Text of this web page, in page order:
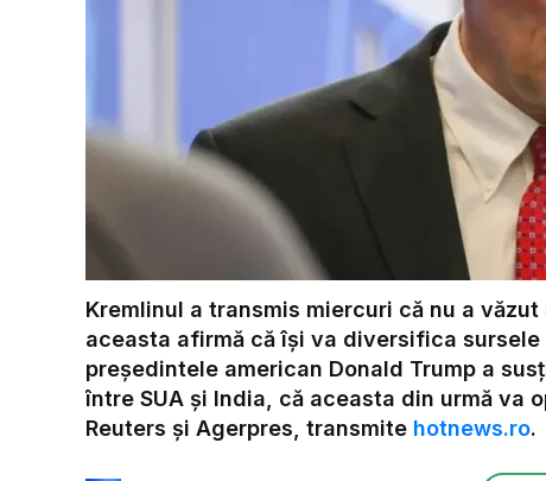
Kremlinul a transmis miercuri că nu a
aceasta afirmă că își va diversifica
președintele american Donald Trump a
între SUA și India, că aceasta din urmă va
Reuters și Agerpres, transmite hotnews.ro.